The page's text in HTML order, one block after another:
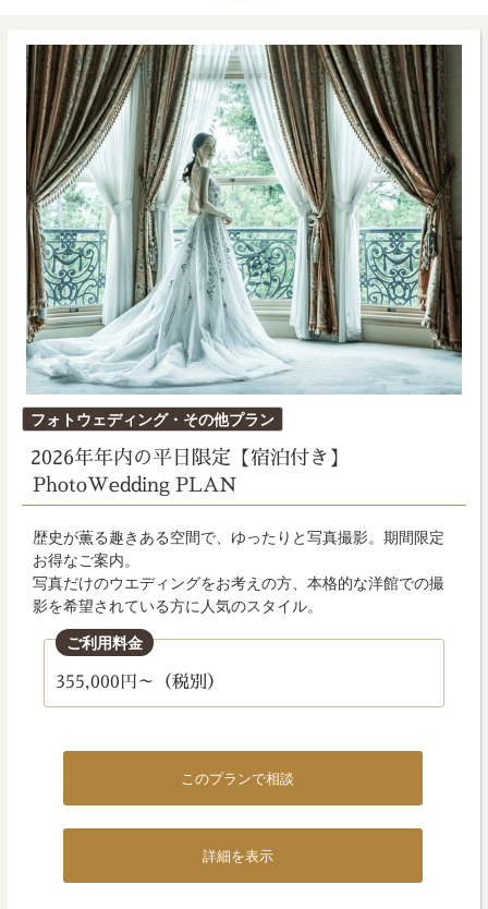
フォトウェディング・その他プラン
日:
2026年年内の平日限定【宿泊付き】
PhotoWedding PLAN
歴史が薫る趣きある空間で、ゆったりと写真撮影。期間限定
お得なご案内。
写真だけのウエディングをお考えの方、本格的な洋館での撮
影を希望されている方に人気のスタイル。
ご利用料金
355,000円～（税別）
このプランで相談
詳細を表示